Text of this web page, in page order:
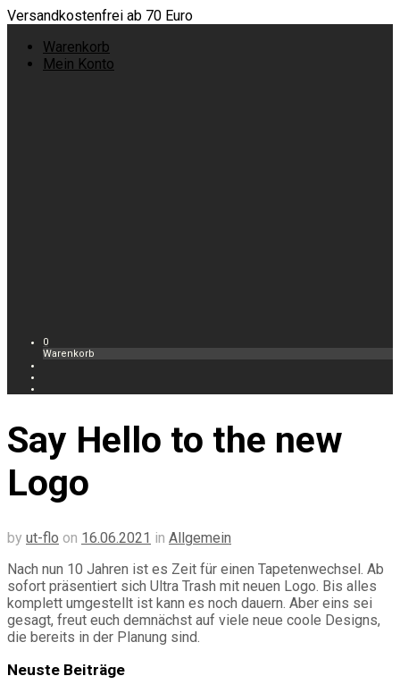
Versandkostenfrei ab 70 Euro
Warenkorb
Mein Konto
0
Warenkorb
Say Hello to the new
Logo
by ut-flo on 16.06.2021 in Allgemein
Nach nun 10 Jahren ist es Zeit für einen Tapetenwechsel. Ab
sofort präsentiert sich Ultra Trash mit neuen Logo. Bis alles
komplett umgestellt ist kann es noch dauern. Aber eins sei
gesagt, freut euch demnächst auf viele neue coole Designs,
die bereits in der Planung sind.
Neuste Beiträge